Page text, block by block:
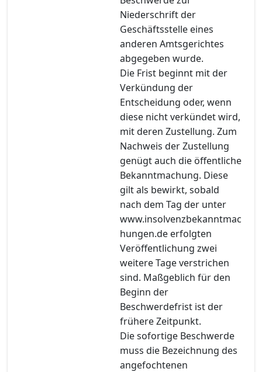
Niederschrift der
Geschäftsstelle eines
anderen Amtsgerichtes
abgegeben wurde.
Die Frist beginnt mit der
Verkündung der
Entscheidung oder, wenn
diese nicht verkündet wird,
mit deren Zustellung. Zum
Nachweis der Zustellung
genügt auch die öffentliche
Bekanntmachung. Diese
gilt als bewirkt, sobald
nach dem Tag der unter
www.insolvenzbekanntmac
hungen.de erfolgten
Veröffentlichung zwei
weitere Tage verstrichen
sind. Maßgeblich für den
Beginn der
Beschwerdefrist ist der
frühere Zeitpunkt.
Die sofortige Beschwerde
muss die Bezeichnung des
angefochtenen